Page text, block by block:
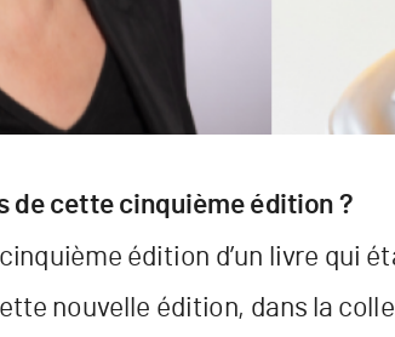
de cette cinquième édition ?
édition d’un livre qui
ette nouvelle édition, dans la c